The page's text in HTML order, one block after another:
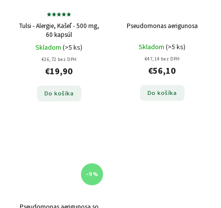
Tulsi - Alergie, Kašeľ - 500 mg,
60 kapsúl
Skladom (>5 ks)
€16,72 bez DPH
€19,90
Do košíka
Pseudomonas aerigunosa
Skladom (>5 ks)
€47,14 bez DPH
€56,10
Do košíka
–9 %